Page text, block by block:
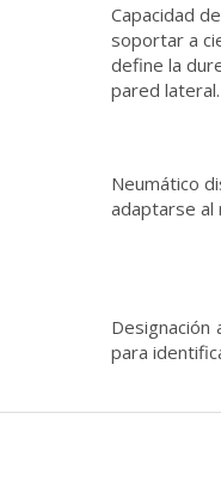
Capacidad
soportar a
define la
pared lateral.
Neumático
adaptarse al
Designación
para